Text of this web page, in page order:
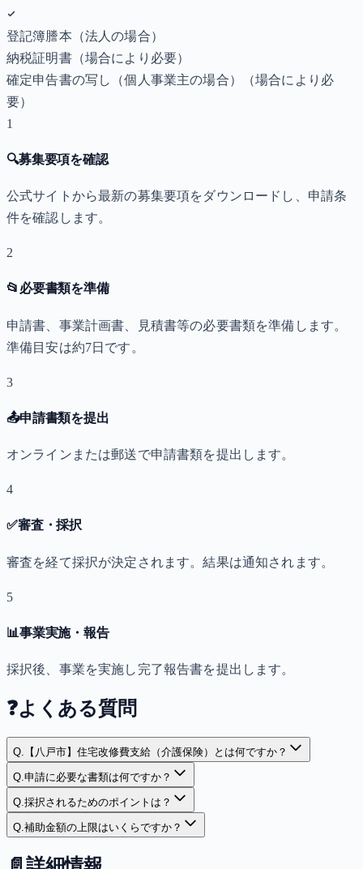
登記簿謄本（法人の場合）
納税証明書（場合により必要）
確定申告書の写し（個人事業主の場合）
（場合により必
要）
1
🔍募集要項を確認
公式サイトから最新の募集要項をダウンロードし、申請条
件を確認します。
2
📂 必要書類を準備
申請書、事業計画書、見積書等の必要書類を準備します。
準備目安は約7日です。
3
📤申請書類を提出
オンラインまたは郵送で申請書類を提出します。
4
✅審査・採択
審査を経て採択が決定されます。結果は通知されます。
5
📊事業実施・報告
採択後、事業を実施し完了報告書を提出します。
❓よくある質問
Q. 【八戸市】住宅改修費支給（介護保険）とは何ですか？
Q.申請に必要な書類は何ですか？
Q.採択されるためのポイントは？
Q.補助金額の上限はいくらですか？